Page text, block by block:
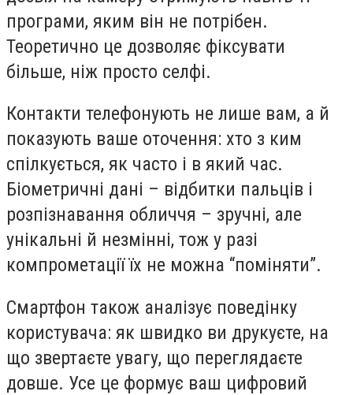
програми, яким він не потрібен.
Теоретично це дозволяє фіксувати
більше, ніж просто селфі.
Контакти телефонують не лише вам, а й
показують ваше оточення: хто з ким
спілкується, як часто і в який час.
Біометричні дані – відбитки пальців і
розпізнавання обличчя – зручні, але
унікальні й незмінні, тож у разі
компрометації їх не можна “поміняти”.
Смартфон також аналізує поведінку
користувача: як швидко ви друкуєте, на
що звертаєте увагу, що переглядаєте
довше. Усе це формує ваш цифровий